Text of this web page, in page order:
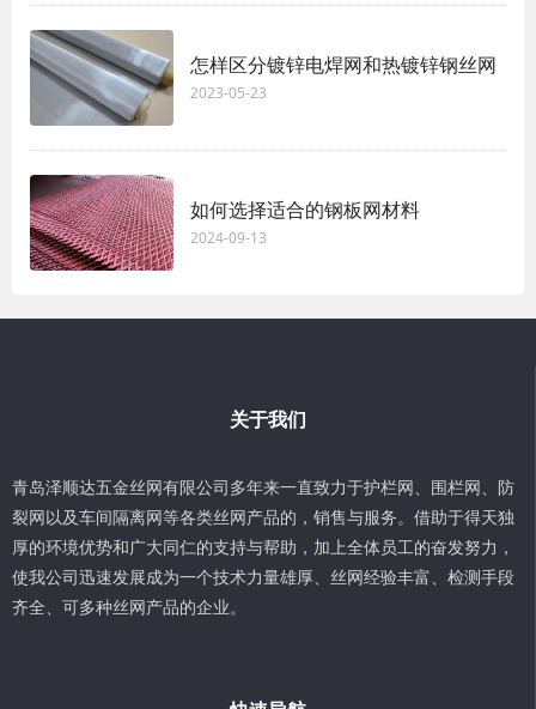
怎样区分镀锌电焊网和热镀锌钢丝网
2023-05-23
如何选择适合的钢板网材料
2024-09-13
关于我们
青岛泽顺达五金丝网有限公司多年来一直致力于护栏网、围栏网、防
裂网以及车间隔离网等各类丝网产品的，销售与服务。借助于得天独
厚的环境优势和广大同仁的支持与帮助，加上全体员工的奋发努力，
使我公司迅速发展成为一个技术力量雄厚、丝网经验丰富、检测手段
齐全、可多种丝网产品的企业。